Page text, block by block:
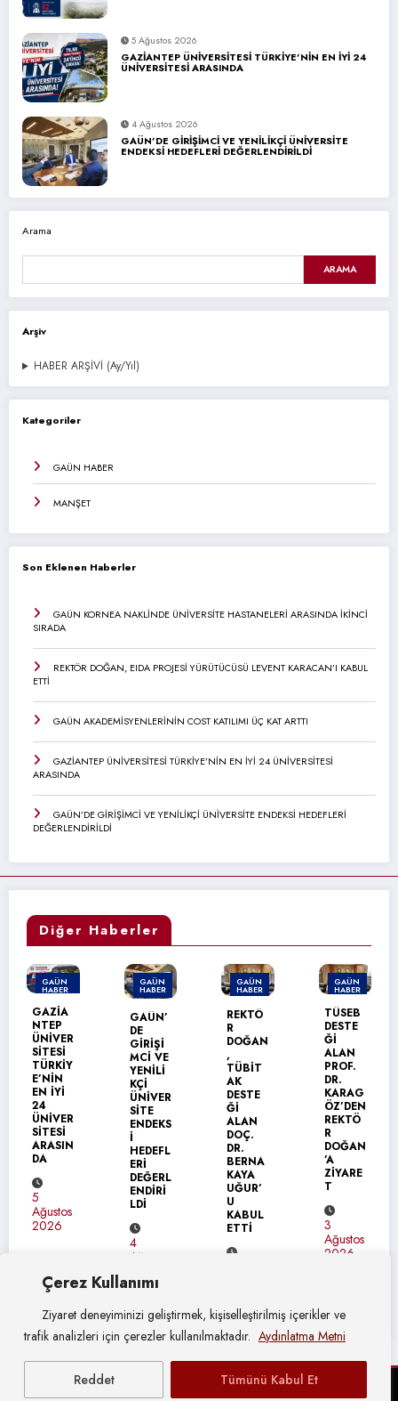
Çerez Kullanımı
Ziyaret deneyiminizi geliştirmek, kişiselleştirilmiş içerikler ve
trafik analizleri için çerezler kullanılmaktadır. Aydınlatma Metni
Reddet Tümünü Kabul Et
5 Ağustos 2026
GAZİANTEP ÜNİVERSİTESİ TÜRKİYE’NİN EN İYİ 24
ÜNİVERSİTESİ ARASINDA
4 Ağustos 2026
GAÜN’DE GİRİŞİMCİ VE YENİLİKÇİ ÜNİVERSİTE
ENDEKSİ HEDEFLERİ DEĞERLENDİRİLDİ
Arama
ARAMA
Arşiv
HABER ARŞİVİ (Ay/Yıl)
Kategoriler
GAÜN HABER
MANŞET
Son Eklenen Haberler
GAÜN KORNEA NAKLİNDE ÜNİVERSİTE HASTANELERİ ARASINDA İKİNCİ
SIRADA
REKTÖR DOĞAN, EIDA PROJESİ YÜRÜTÜCÜSÜ LEVENT KARACAN’I KABUL
ETTİ
GAÜN AKADEMİSYENLERİNİN COST KATILIMI ÜÇ KAT ARTTI
GAZİANTEP ÜNİVERSİTESİ TÜRKİYE’NİN EN İYİ 24 ÜNİVERSİTESİ
ARASINDA
GAÜN’DE GİRİŞİMCİ VE YENİLİKÇİ ÜNİVERSİTE ENDEKSİ HEDEFLERİ
DEĞERLENDİRİLDİ
Diğer Haberler
GAÜN
HABER
GAÜN’
DE
GİRİŞİ
MCİ VE
YENİLİ
KÇİ
ÜNİVER
SİTE
ENDEKS
İ
HEDEFL
ERİ
LDİ
GAÜN
HABER
REKTÖ
R
DOĞAN
,
TÜBİT
AK
DESTE
Ğİ
ALAN
DR.
BERNA
KAYA
UĞUR’
U
Ağustos
GAÜN
HABER
TÜSEB
Ğİ
PROF.
DR.
KARAG
ÖZ’DEN
REKTÖ
R
DOĞAN
’A
ZİYARE
T
3
GAÜN
HABER
GAÜN
TEKNİK
BİLİML
ER
MESLEK
YÜKSEK
OKULU’
NDA
MEZUN
İYET
SEVİNC
2026
© Gaziantep Üniversitesi Basın Yayın ve Halkla İlişkiler Müdürlüğü